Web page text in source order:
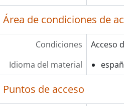
Área de condiciones de
Condiciones
Acceso
Idioma del material
Puntos de acceso